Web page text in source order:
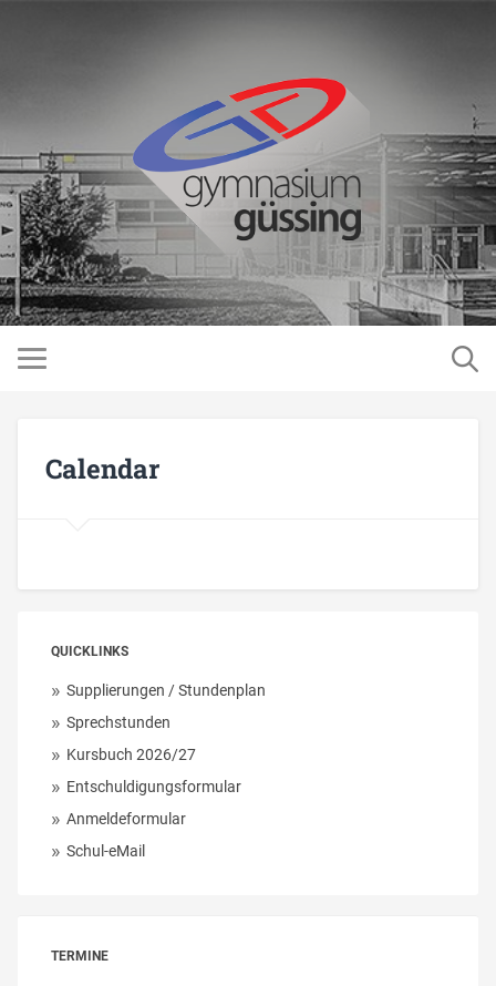
Calendar
QUICKLINKS
Supplierungen / Stundenplan
Sprechstunden
Kursbuch 2026/27
Entschuldigungsformular
Anmeldeformular
Schul-eMail
TERMINE